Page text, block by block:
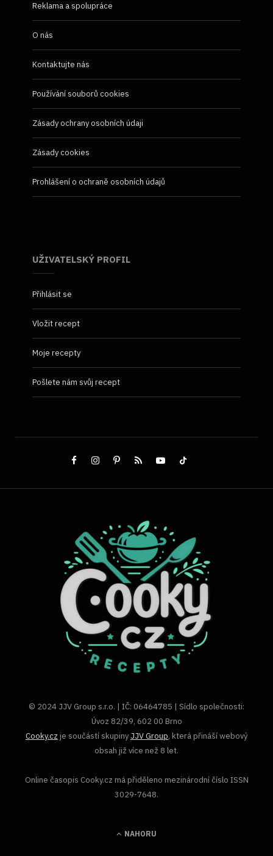
Reklama a spolupráce
O nás
Kontaktujte nás
Používání souborů cookies
Zásady ochrany osobních údaji
Zásady cookies
Prohlášení o ochraně osobních údajů
UŽIVATELSKÝ PROFIL
Přihlásit se
Vložit recept
Moje recepty
Pošlete nám svůj recept
© 2024 JJV Group s.r.o. | IČ: 06464785 | Sídlo společnosti:
Úvoz 82/39, 602 00 Brno
Cooky.cz je součástí skupiny JJV Group, která přináší webový
obsah již více než 8 let.
Online časopis Cooky.cz má přiděleno mezinárodní číslo ISSN
3029-7648.
NAHORU